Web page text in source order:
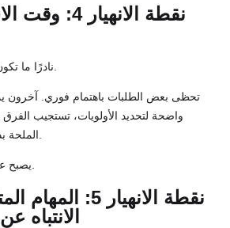
نقطة
تحظى بعض الطلبات باهتمام فوري. آخرون
واضحة لتحديد الأولويات، تستجيب الفرق
نقطة الانهيار 5:
الانتباه